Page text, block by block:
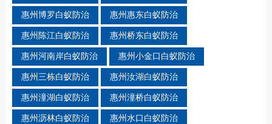
惠州博罗白蚁防治 惠州惠东白蚁防治
惠州陈江白蚁防治 惠州桥东白蚁防治
惠州河南岸白蚁防治 惠州小金口白蚁防治
惠州三栋白蚁防治 惠州汝湖白蚁防治
惠州潼湖白蚁防治 惠州潼桥白蚁防治
惠州沥林白蚁防治 惠州水口白蚁防治